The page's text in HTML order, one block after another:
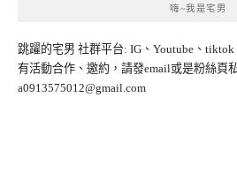
嗨~我是宅男
跳躍的宅男 社群平台: IG、Youtube、
有活動合作、邀約，請發email或是粉絲頁
a0913575012@gmail.com